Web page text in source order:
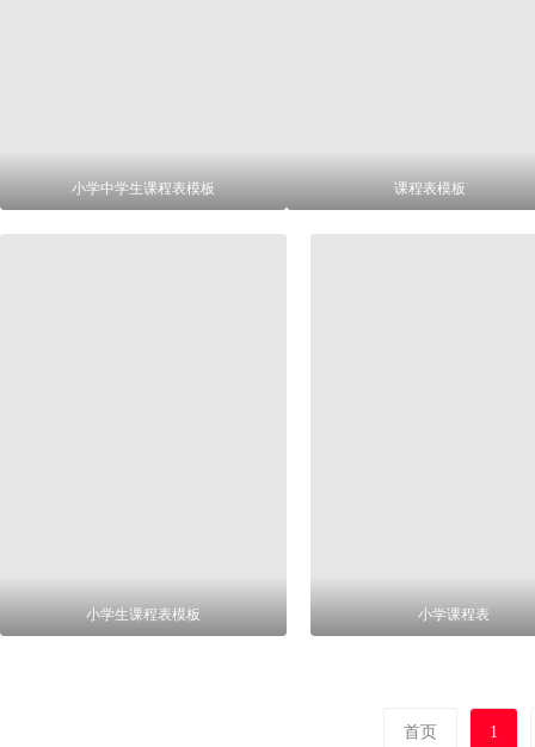
小学中学生课程表模板 课程表模板
小学生课程表模板 小学课程表
首页 1